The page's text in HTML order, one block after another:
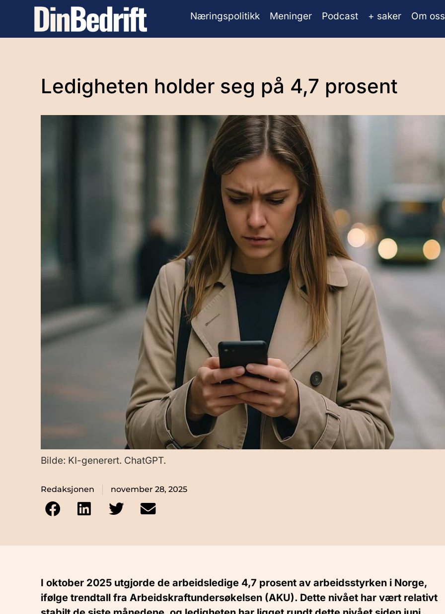
Næringspolitikk Meninger Podcast + saker Om oss
Ledigheten holder seg på 4,7 prosent
Bilde: KI-generert. ChatGPT.
Redaksjonen november 28, 2025
I oktober 2025 utgjorde de arbeidsledige 4,7 prosent av arbeidsstyrken i Norge,
ifølge trendtall fra Arbeidskraftundersøkelsen (AKU). Dette nivået har vært relativt